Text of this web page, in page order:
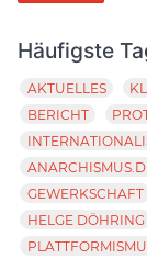
Häufigste
AKTUELLES
BERICHT
GEWERKSCHAFT
HELGE DÖHRING